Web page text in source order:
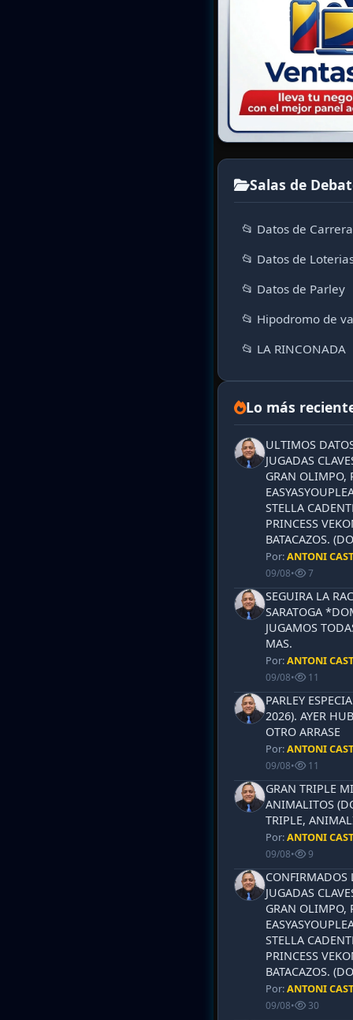
Salas de
📂 Datos de
📂 Datos de
📂 Datos de Parley
📂 Hipodromo de
📂 LA RINCONADA
Lo más
ULTIMOS
JUGADAS
GRAN OLIMPO,
STELLA
PRINCESS
BATACAZOS.
Por:ANTONI
09/08• 7
SEGUIRA LA
SARATOGA
JUGAMOS
MAS.
Por:ANTONI
09/08• 11
PARLEY
2026). AYER
OTRO ARRASE
Por:ANTONI
09/08• 11
GRAN TRIPLE
ANIMALITOS
TRIPLE,
Por:ANTONI
09/08• 9
CONFIRMADOS
JUGADAS
GRAN OLIMPO,
STELLA
PRINCESS
BATACAZOS.
Por:ANTONI
09/08• 30